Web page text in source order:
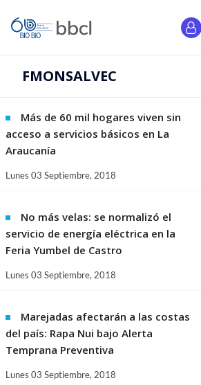
FMONSALVEC
Más de 60 mil hogares viven sin
acceso a servicios básicos en La
Araucanía
Lunes 03 Septiembre, 2018
No más velas: se normalizó el
servicio de energía eléctrica en la
Feria Yumbel de Castro
Lunes 03 Septiembre, 2018
Marejadas afectarán a las costas
del país: Rapa Nui bajo Alerta
Temprana Preventiva
Lunes 03 Septiembre, 2018